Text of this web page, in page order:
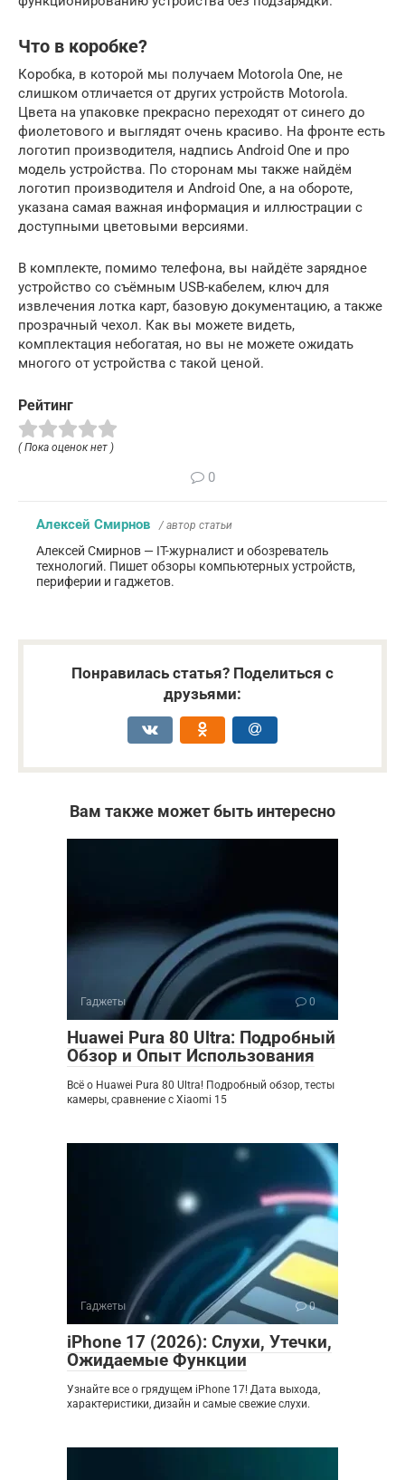
Что в коробке?
Коробка, в которой мы получаем Motorola One, не
слишком отличается от других устройств Motorola.
Цвета на упаковке прекрасно переходят от синего до
фиолетового и выглядят очень красиво. На фронте есть
логотип производителя, надпись Android One и про
модель устройства. По сторонам мы также найдём
логотип производителя и Android One, а на обороте,
указана самая важная информация и иллюстрации с
доступными цветовыми версиями.
В комплекте, помимо телефона, вы найдёте зарядное
устройство со съёмным USB-кабелем, ключ для
извлечения лотка карт, базовую документацию, а также
прозрачный чехол. Как вы можете видеть,
комплектация небогатая, но вы не можете ожидать
многого от устройства с такой ценой.
Рейтинг
( Пока оценок нет )
0
Алексей Смирнов / автор статьи
Алексей Смирнов — IT-журналист и обозреватель
технологий. Пишет обзоры компьютерных устройств,
периферии и гаджетов.
Понравилась статья? Поделиться с
друзьями:
Вам также может быть интересно
Гаджеты 0
Huawei Pura 80 Ultra: Подробный
Обзор и Опыт Использования
Всё о Huawei Pura 80 Ultra! Подробный обзор, тесты
камеры, сравнение с Xiaomi 15
Гаджеты 0
iPhone 17 (2026): Слухи, Утечки,
Ожидаемые Функции
Узнайте все о грядущем iPhone 17! Дата выхода,
характеристики, дизайн и самые свежие слухи.